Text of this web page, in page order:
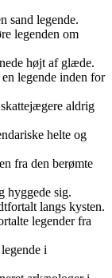
sand legende.
legenden om
højt af glæde.
legende inden for
aldrig
helte og
fra den berømte
hyggede sig.
langs kysten.
legender fra
i